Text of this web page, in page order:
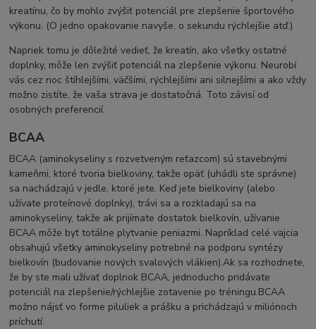
kreatínu, čo by mohlo zvýšiť potenciál pre zlepšenie športového
výkonu. (O jedno opakovanie navyše, o sekundu rýchlejšie atď.)
Napriek tomu je dôležité vedieť, že kreatín, ako všetky ostatné
doplnky, môže len zvýšiť potenciál na zlepšenie výkonu. Neurobí
vás cez noc štíhlejšími, väčšími, rýchlejšími ani silnejšími a ako vždy
možno zistíte, že vaša strava je dostatočná. Toto závisí od
osobných preferencií.
BCAA
BCAA (aminokyseliny s rozvetveným reťazcom) sú stavebnými
kameňmi, ktoré tvoria bielkoviny, takže opäť (uhádli ste správne)
sa nachádzajú v jedle, ktoré jete. Keď jete bielkoviny (alebo
užívate proteínové doplnky), trávi sa a rozkladajú sa na
aminokyseliny, takže ak prijímate dostatok bielkovín, užívanie
BCAA môže byť totálne plytvanie peniazmi. Napríklad celé vajcia
obsahujú všetky aminokyseliny potrebné na podporu syntézy
bielkovín (budovanie nových svalových vlákien).Ak sa rozhodnete,
že by ste mali užívať doplnok BCAA, jednoducho pridávate
potenciál na zlepšenie/rýchlejšie zotavenie po tréningu.BCAA
možno nájsť vo forme piluliek a prášku a prichádzajú v miliónoch
príchutí.